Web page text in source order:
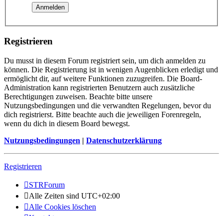
Registrieren
Du musst in diesem Forum registriert sein, um dich anmelden zu
können. Die Registrierung ist in wenigen Augenblicken erledigt und
ermöglicht dir, auf weitere Funktionen zuzugreifen. Die Board-
Administration kann registrierten Benutzern auch zusätzliche
Berechtigungen zuweisen. Beachte bitte unsere
Nutzungsbedingungen und die verwandten Regelungen, bevor du
dich registrierst. Bitte beachte auch die jeweiligen Forenregeln,
wenn du dich in diesem Board bewegst.
Nutzungsbedingungen | Datenschutzerklärung
Registrieren
STRForum
Alle Zeiten sind UTC+02:00
Alle Cookies löschen